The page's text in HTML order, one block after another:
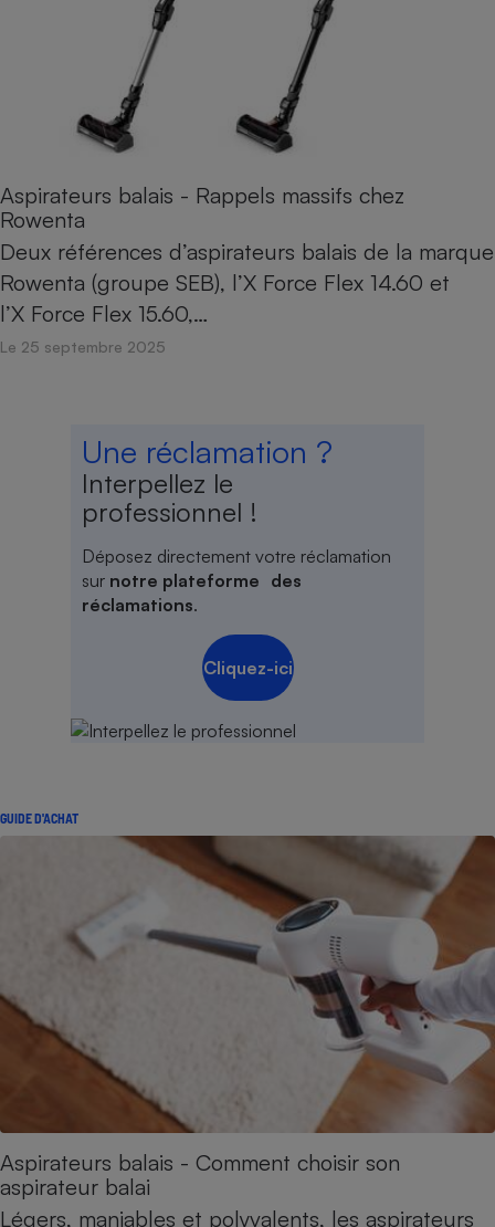
Aspirateurs balais - Rappels massifs chez
Rowenta
Deux références d’aspirateurs balais de la marque
Rowenta (groupe SEB), l’X Force Flex 14.60 et
l’X Force Flex 15.60,…
Le 25 septembre 2025
Une réclamation ?
Interpellez le
professionnel !
Déposez directement votre réclamation
sur notre plateforme des
réclamations.
Cliquez-ici
GUIDE D'ACHAT
Aspirateurs balais - Comment choisir son
aspirateur balai
Légers, maniables et polyvalents, les aspirateurs